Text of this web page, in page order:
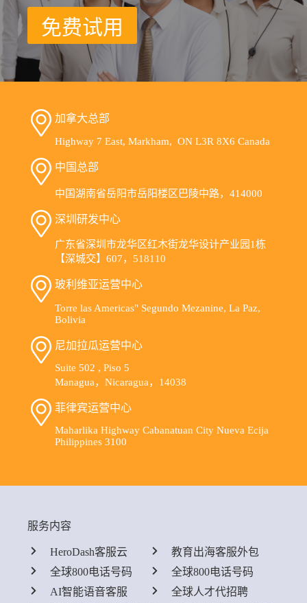
免费试用
加拿大总部
Highway 7 East, Markham, ON L3R 8X6 Canada
中国总部
中国湖南省岳阳市岳阳楼区巴陵中路，414000
深圳研发中心
广东省深圳市龙华区红木街龙华设计产业园1栋
【深城交】607，518110
玻利维亚运营中心
Torre las Americas" Segundo Mezanine, La Paz,
Bolivia
尼加拉瓜运营中心
Suite 502 , Piso 5
Managua，Nicaragua，14038
菲律宾运营中心
Maharlika Highway Cabanatuan City Nueva Ecija
Philippines 3100
服务内容
HeroDash客服云
全球800电话号码
AI智能语音客服
教育出海客服外包
全球800电话号码
全球人才代招聘